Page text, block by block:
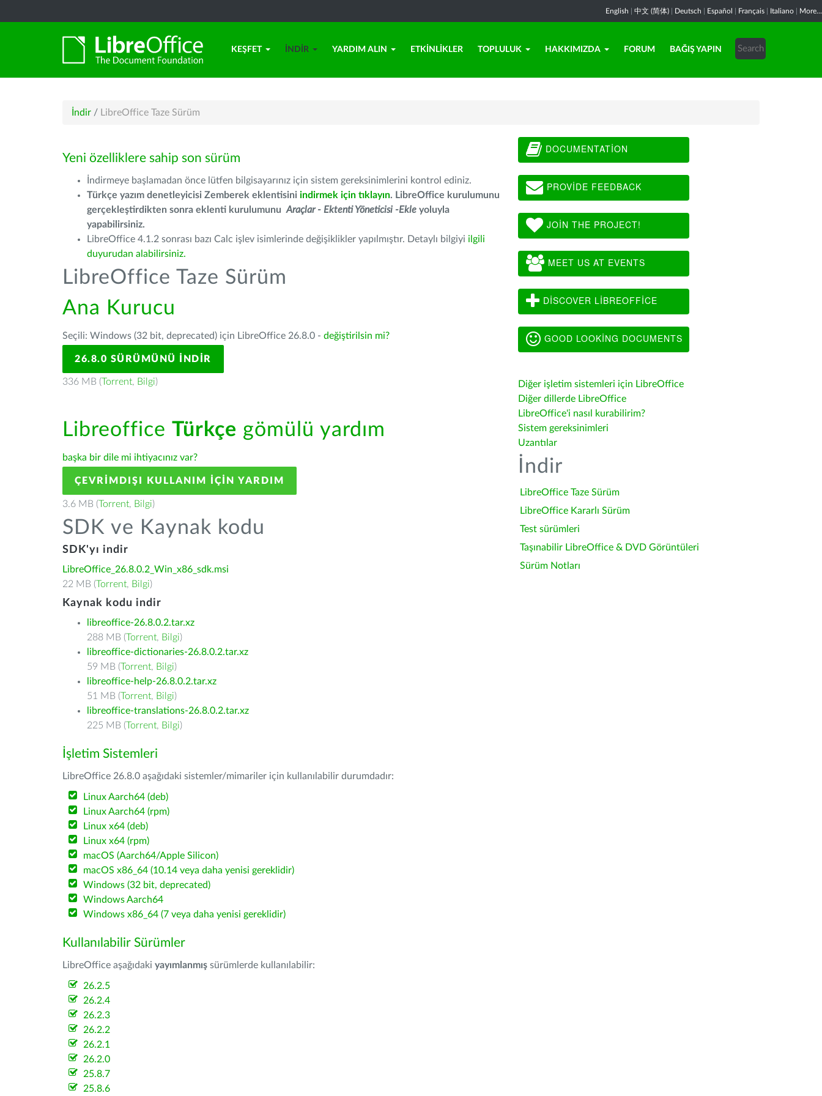
English 中文 (简体) Deutsch Español Français Italiano More...
KEŞFET İNDIR YARDIM ALIN ETKINLIKLER TOPLULUK HAKKIMIZDA FORUM BAĞIŞ YAPIN
İndir / LibreOffice Taze Sürüm
Yeni özelliklere sahip son sürüm
İndirmeye başlamadan önce lütfen bilgisayarınız için sistem gereksinimlerini kontrol ediniz.
Türkçe yazım denetleyicisi Zemberek eklentisini indirmek için tıklayın. LibreOffice kurulumunu
gerçekleştirdikten sonra eklenti kurulumunu Araçlar - Ektenti Yöneticisi -Ekle yoluyla
yapabilirsiniz.
LibreOffice 4.1.2 sonrası bazı Calc işlev isimlerinde değişiklikler yapılmıştır. Detaylı bilgiyi ilgili
duyurudan alabilirsiniz.
LibreOffice Taze Sürüm
Ana Kurucu
Seçili: Windows (32 bit, deprecated) için LibreOffice 26.8.0 - değiştirilsin mi?
26.8.0 SÜRÜMÜNÜ İNDIR
336 MB (Torrent, Bilgi)
Libreoffice Türkçe gömülü yardım
başka bir dile mi ihtiyacınız var?
ÇEVRIMDIŞI KULLANIM IÇIN YARDIM
3.6 MB (Torrent, Bilgi)
SDK ve Kaynak kodu
SDK'yı indir
LibreOffice_26.8.0.2_Win_x86_sdk.msi
22 MB (Torrent, Bilgi)
Kaynak kodu indir
libreoffice-26.8.0.2.tar.xz
288 MB (Torrent, Bilgi)
libreoffice-dictionaries-26.8.0.2.tar.xz
59 MB (Torrent, Bilgi)
libreoffice-help-26.8.0.2.tar.xz
51 MB (Torrent, Bilgi)
libreoffice-translations-26.8.0.2.tar.xz
225 MB (Torrent, Bilgi)
İşletim Sistemleri
LibreOffice 26.8.0 aşağıdaki sistemler/mimariler için kullanılabilir durumdadır:
Linux Aarch64 (deb)
Linux Aarch64 (rpm)
Linux x64 (deb)
Linux x64 (rpm)
macOS (Aarch64/Apple Silicon)
macOS x86_64 (10.14 veya daha yenisi gereklidir)
Windows (32 bit, deprecated)
Windows Aarch64
Windows x86_64 (7 veya daha yenisi gereklidir)
Kullanılabilir Sürümler
LibreOffice aşağıdaki yayımlanmış sürümlerde kullanılabilir:
26.2.5
26.2.4
26.2.3
26.2.2
26.2.1
26.2.0
25.8.7
25.8.6
DOCUMENTATION
PROVIDE FEEDBACK
JOIN THE PROJECT!
MEET US AT EVENTS
DISCOVER LIBREOFFICE
GOOD LOOKING DOCUMENTS
Diğer işletim sistemleri için LibreOffice
Diğer dillerde LibreOffice
LibreOffice'i nasıl kurabilirim?
Sistem gereksinimleri
Uzantılar
İndir
LibreOffice Taze Sürüm
LibreOffice Kararlı Sürüm
Test sürümleri
Taşınabilir LibreOffice & DVD Görüntüleri
Sürüm Notları